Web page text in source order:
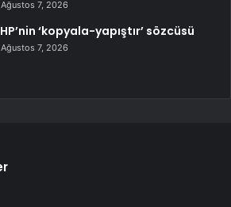
Ağustos 7, 2026
‘kopyala-yapıştır’ sözcüsü
Ağustos 7, 2026